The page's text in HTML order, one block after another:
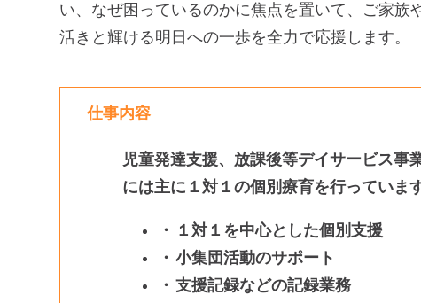
い、なぜ困っているのかに焦点を置いて、ご家
活きと輝ける明日への一歩を全力で応援します。
仕事内容
児童発達⽀援、放課後等デイサービス事
には主に１対１の個別療育を行っていま
１対１を中心とした個別支援
小集団活動のサポート
支援記録などの記録業務